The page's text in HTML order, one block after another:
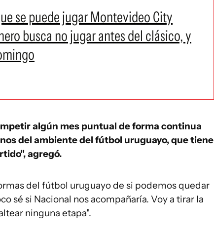
se puede jugar Montevideo City
busca no jugar antes del clásico, y
algún mes puntual de forma continua
del ambiente del fútbol uruguayo, que tiene
agregó.
del fútbol uruguayo de si podemos quedar
sé si Nacional nos acompañaría. Voy a tirar la
ninguna etapa".